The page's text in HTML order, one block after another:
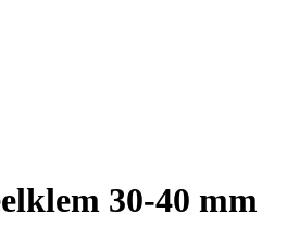
30-40 mm